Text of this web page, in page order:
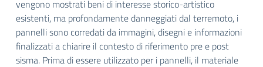
vengono mostrati beni di interesse storico-artistico
esistenti, ma profondamente danneggiati dal terremoto, i
pannelli sono corredati da immagini, disegni e informazioni
finalizzati a chiarire il contesto di riferimento pre e post
sisma. Prima di essere utilizzato per i pannelli, il materiale